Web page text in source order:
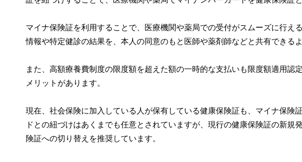
マイナ保険証を利用することで、医療機関や薬局での受付がスムーズに行え
情報や特定健診の結果を、本人の同意のもと医師や薬剤師などと共有できる
また、高額療養費制度の限度額を超えた額の一時的な支払いも限度額適用認
メリットがあります。
現在、社会保険に加入している人が保有している健康保険証も、マイナ保険
ドとの紐づけはあくまでも任意とされていますが、現行の健康保険証の新規
険証への切り替えを推奨しています。